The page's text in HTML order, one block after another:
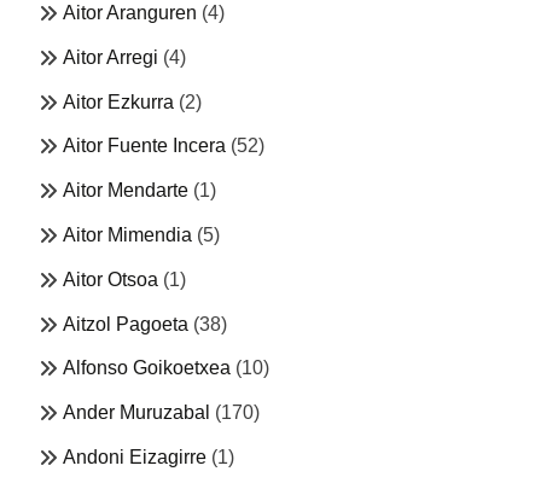
Aitor Aranguren (4)
Aitor Arregi (4)
Aitor Ezkurra (2)
Aitor Fuente Incera (52)
Aitor Mendarte (1)
Aitor Mimendia (5)
Aitor Otsoa (1)
Aitzol Pagoeta (38)
Alfonso Goikoetxea (10)
Ander Muruzabal (170)
Andoni Eizagirre (1)